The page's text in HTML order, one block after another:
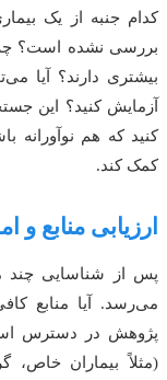
کدام جنبه از یک
بررسی نشده است؟ چه
بیشتری دارند؟ آیا
آزمایش کنید؟ این
کنید که هم
کمک کند.
ارزیابی منابع
پس از شناسایی چند
می‌رسد. آیا منابع
پژوهش در دسترس
(مثلاً بیماران